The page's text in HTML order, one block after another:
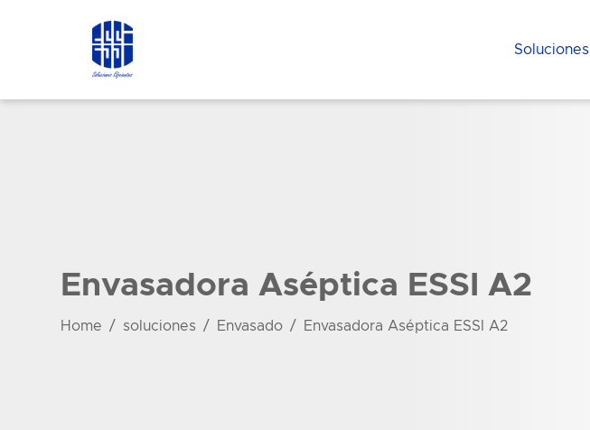
Soluciones
Envasadora Aséptica ESSI A2
Home soluciones Envasado Envasadora Aséptica ESSI A2